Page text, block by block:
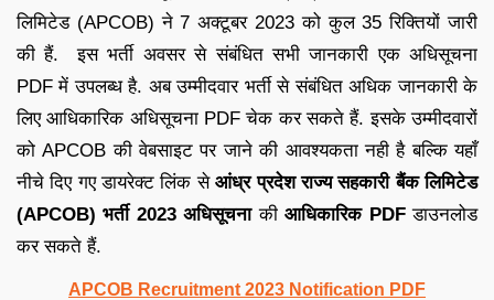
लिमिटेड (APCOB) ने 7 अक्टूबर 2023 को कुल 35 रिक्तियों जारी
की हैं. इस भर्ती अवसर से संबंधित सभी जानकारी एक अधिसूचना
PDF में उपलब्ध है. अब उम्मीदवार भर्ती से संबंधित अधिक जानकारी के
लिए आधिकारिक अधिसूचना PDF चेक कर सकते हैं. इसके उम्मीदवारों
को APCOB की वेबसाइट पर जाने की आवश्यकता नही है बल्कि यहाँ
नीचे दिए गए डायरेक्ट लिंक सेआंध्र प्रदेश राज्य सहकारी बैंक लिमिटेड
(APCOB) भर्ती 2023 अधिसूचनाकीआधिकारिक PDFडाउनलोड
कर सकते हैं.
APCOB Recruitment 2023 Notification PDF